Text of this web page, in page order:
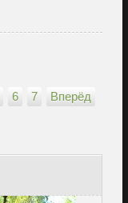
6 7
Вперёд